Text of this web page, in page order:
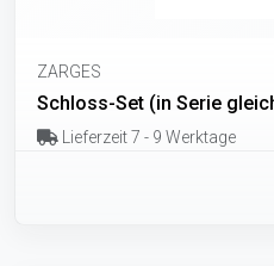
ZARGES
Schloss-Set (in Serie
Lieferzeit 7 - 9 Werktage